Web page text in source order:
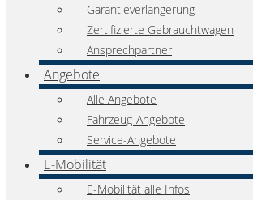
Garantieverlängerung
Zertifizierte Gebrauchtwagen
Ansprechpartner
Angebote
Alle Angebote
Fahrzeug-Angebote
Service-Angebote
E-Mobilität
E-Mobilität alle Infos